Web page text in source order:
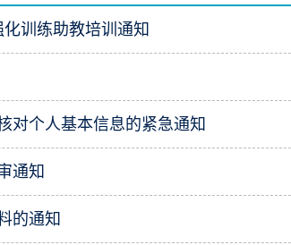
训练助教培训通知
对个人基本信息的紧急通知
通知
的通知